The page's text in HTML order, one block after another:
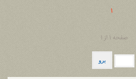
1
صفحه 1 از 1